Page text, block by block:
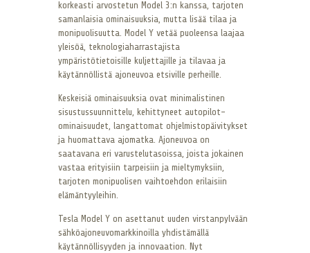
korkeasti arvostetun Model 3:n kanssa, tarjoten
samanlaisia ominaisuuksia, mutta lisää tilaa ja
monipuolisuutta. Model Y vetää puoleensa laajaa
yleisöä, teknologiaharrastajista
ympäristötietoisille kuljettajille ja tilavaa ja
käytännöllistä ajoneuvoa etsiville perheille.
Keskeisiä ominaisuuksia ovat minimalistinen
sisustussuunnittelu, kehittyneet autopilot-
ominaisuudet, langattomat ohjelmistopäivitykset
ja huomattava ajomatka. Ajoneuvoa on
saatavana eri varustelutasoissa, joista jokainen
vastaa erityisiin tarpeisiin ja mieltymyksiin,
tarjoten monipuolisen vaihtoehdon erilaisiin
elämäntyyleihin.
Tesla Model Y on asettanut uuden virstanpylvään
sähköajoneuvomarkkinoilla yhdistämällä
käytännöllisyyden ja innovaation. Nyt